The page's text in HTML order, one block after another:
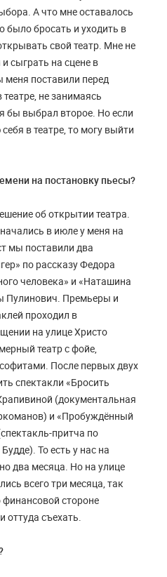
А что мне оставалось
было бросать и уходить в
свой театр. Мне не
сыграть на сцене в
меня поставили перед
не занимаясь
бы выбрал второе. Но если
в театре, то могу выйти
на постановку пьесы?
об открытии театра.
в июле у меня на
мы поставили два
по рассказу Федора
человека» и «Наташина
Пулинович. Премьеры и
проходил в
на улице Христо
театр с фойе,
После первых двух
спектакли «Бросить
(документальная
и «Пробуждённый
притча по
То есть у нас на
два месяца. Но на улице
всего три месяца, так
стороне
съехать.